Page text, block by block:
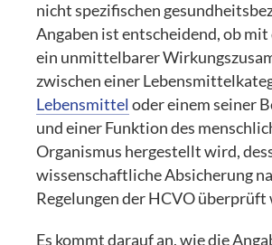
nicht spezifischen
Angaben ist entscheidend, ob mit
ein unmittelbarer
zwischen einer
Lebensmittel oder einem seiner
und einer Funktion des
Organismus hergestellt wird,
wissenschaftliche Absicherung
Regelungen der HCVO überprüft
Es kommt darauf an, wie die